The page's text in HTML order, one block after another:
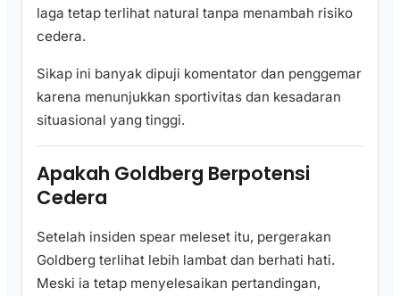
laga tetap terlihat natural tanpa menambah risiko
cedera.
Sikap ini banyak dipuji komentator dan penggemar
karena menunjukkan sportivitas dan kesadaran
situasional yang tinggi.
Apakah Goldberg Berpotensi
Cedera
Setelah insiden spear meleset itu, pergerakan
Goldberg terlihat lebih lambat dan berhati hati.
Meski ia tetap menyelesaikan pertandingan,